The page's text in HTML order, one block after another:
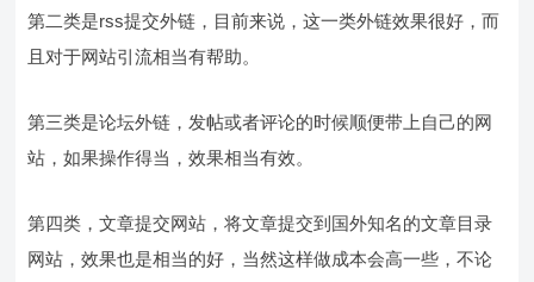
第二类是rss提交外链，目前来说，这一类外链效果很好，而
且对于网站引流相当有帮助。
第三类是论坛外链，发帖或者评论的时候顺便带上自己的网
站，如果操作得当，效果相当有效。
第四类，文章提交网站，将文章提交到国外知名的文章目录
网站，效果也是相当的好，当然这样做成本会高一些，不论